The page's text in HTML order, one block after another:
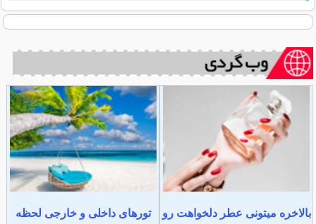
بالاخره میتونی عطر دلخواهت رو
تورهای داخلی و خارجی لحظه